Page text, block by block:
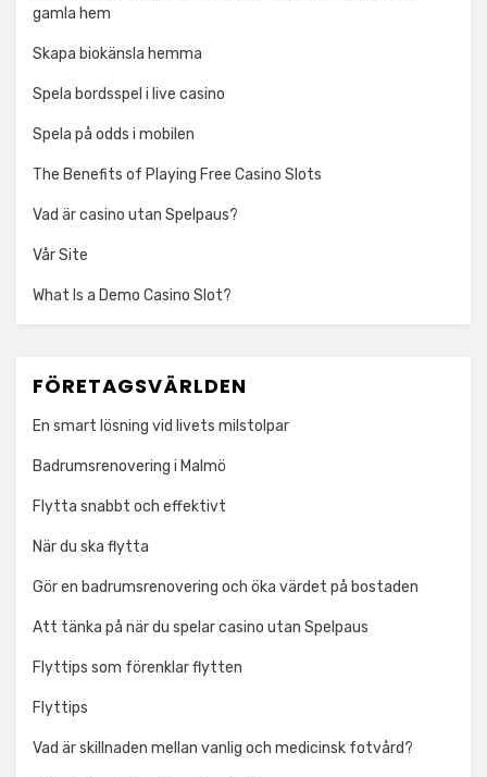
gamla hem
Skapa biokänsla hemma
Spela bordsspel i live casino
Spela på odds i mobilen
The Benefits of Playing Free Casino Slots
Vad är casino utan Spelpaus?
Vår Site
What Is a Demo Casino Slot?
FÖRETAGSVÄRLDEN
En smart lösning vid livets milstolpar
Badrumsrenovering i Malmö
Flytta snabbt och effektivt
När du ska flytta
Gör en badrumsrenovering och öka värdet på bostaden
Att tänka på när du spelar casino utan Spelpaus
Flyttips som förenklar flytten
Flyttips
Vad är skillnaden mellan vanlig och medicinsk fotvård?